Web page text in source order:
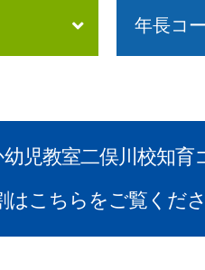
年長コ
児教室二俣川校知育
はこちらをご覧くだ